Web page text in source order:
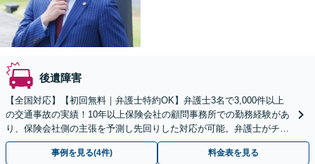
後遺障害
【全国対応】【初回無料｜弁護士特約OK】弁護士3名で3,000件以上
の交通事故の実績！10年以上保険会社の顧問事務所での勤務経験があ
り、保険会社側の主張を予測し先回りした対応が可能。弁護士がチー
ムとなり示談交渉、休業損害、後遺障害等に対応。
事例を見る(4件) 料金表を見る